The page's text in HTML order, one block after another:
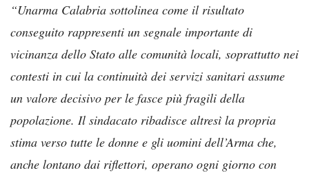
“Unarma Calabria sottolinea come il risultato
conseguito rappresenti un segnale importante di
vicinanza dello Stato alle comunità locali, soprattutto nei
contesti in cui la continuità dei servizi sanitari assume
un valore decisivo per le fasce più fragili della
popolazione. Il sindacato ribadisce altresì la propria
stima verso tutte le donne e gli uomini dell’Arma che,
anche lontano dai riflettori, operano ogni giorno con